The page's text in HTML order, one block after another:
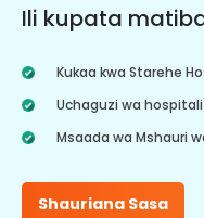
Ili kupata
Kukaa kwa Starehe
Uchaguzi wa
Msaada wa Mshauri
Shauriana Sasa